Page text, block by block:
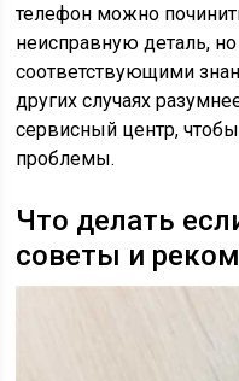
телефон можно
неисправную деталь,
соответствующими
других случаях
сервисный центр,
проблемы.
Что делать
советы и